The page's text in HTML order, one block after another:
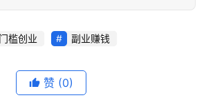
槛创业 副业赚钱
赞 (0)